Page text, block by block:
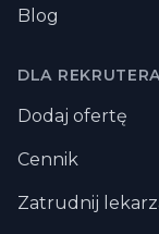
Blog
DLA
Dodaj ofertę
Cennik
Zatrudnij